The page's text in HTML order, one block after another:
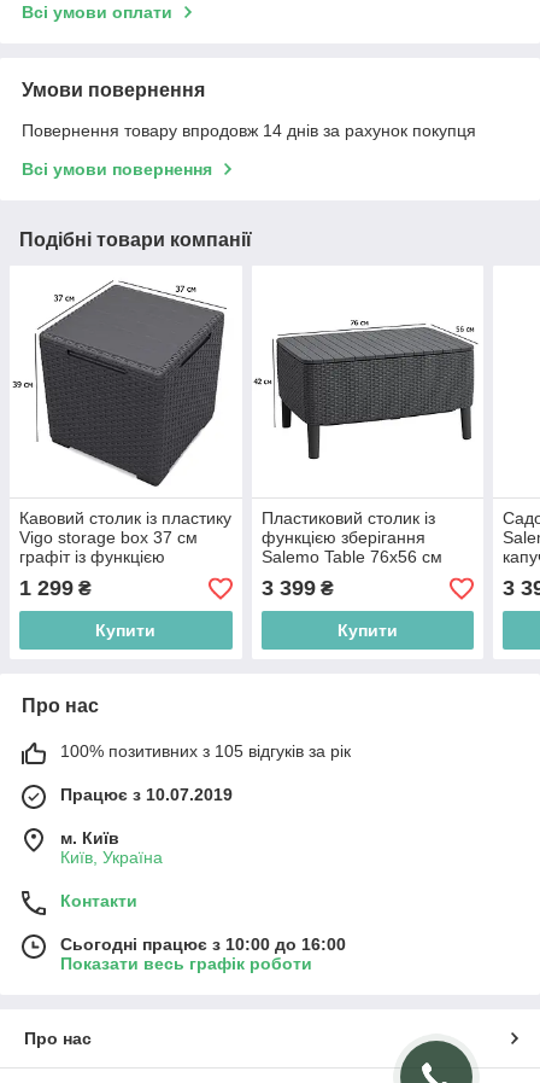
Всі умови оплати
Умови повернення
Повернення товару впродовж 14 днів за рахунок покупця
Всі умови повернення
Подібні товари компанії
Кавовий столик із пластику
Vigo storage box 37 см
графіт із функцією
зберігання для вулиці
1 299 ₴
Купити
Пластиковий столик із
функцією зберігання
Salemo Table 76х56 см
графіт для вулиці
3 399₴
Купити
3
Про нас
100% позитивних з 105 відгуків за рік
Працює з 10.07.2019
м. Київ
Київ, Україна
Контакти
Сьогодні працює з 10:00 до 16:00
Показати весь графік роботи
Про нас